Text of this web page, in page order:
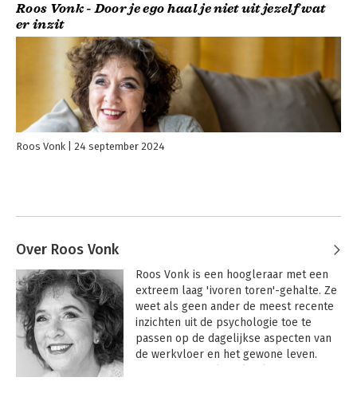
Roos Vonk - Door je ego haal je niet uit jezelf wat
er inzit
Roos Vonk 24 september 2024
Over Roos Vonk
Roos Vonk is een hoogleraar met een
extreem laag 'ivoren toren'-gehalte. Ze
weet als geen ander de meest recente
inzichten uit de psychologie toe te
passen op de dagelijkse aspecten van
de werkvloer en het gewone leven.